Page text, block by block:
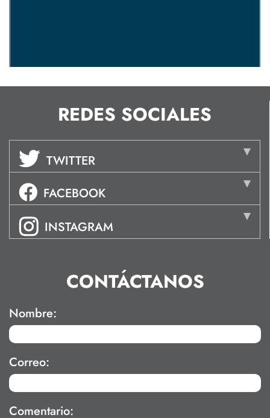
REDES SOCIALES
TWITTER
FACEBOOK
INSTAGRAM
CONTÁCTANOS
Nombre:
Correo:
Comentario: